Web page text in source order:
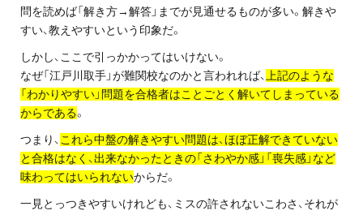
免責事項・著作権等
プロ教師が届ける
公式LINE＠
問を読めば「解き方→解答」までが見通せるものが多い。解きや
すい、教えやすいという印象だ。
しかし、ここで引っかかってはいけない。
なぜ「江戸川取手」が難関校なのかと言われれば、
上記のような
「わかりやすい」問題を合格者はことごとく解いてしまっている
からである。
つまり、 これら中盤の解きやすい問題は、ほぼ正解できていない
と合格はなく、出来なかったときの「さわやか感」「喪失感」など
味わってはいられないからだ。
一見とっつきやすいけれども、ミスの許されないこわさ、それが